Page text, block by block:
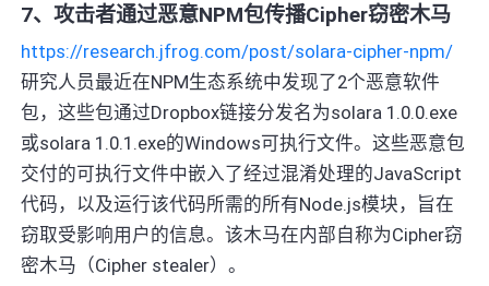
7、攻击者通过恶意NPM包传播Cipher窃密木马
https://research.jfrog.com/post/solara-cipher-npm/
研究人员最近在NPM生态系统中发现了2个恶意软件
包，这些包通过Dropbox链接分发名为solara 1.0.0.exe
或solara 1.0.1.exe的Windows可执行文件。这些恶意包
交付的可执行文件中嵌入了经过混淆处理的JavaScript
代码，以及运行该代码所需的所有Node.js模块，旨在
窃取受影响用户的信息。该木马在内部自称为Cipher窃
密木马（Cipher stealer）。